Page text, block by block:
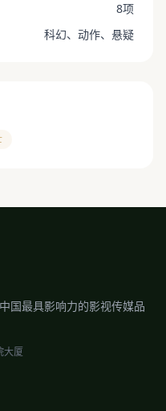
8项
科幻、动作、悬疑
国最具影响力的影视传媒品
大厦